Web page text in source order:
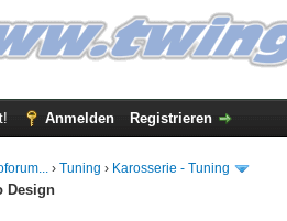
Anmelden Registrieren
›Tuning › Karosserie - Tuning
Design